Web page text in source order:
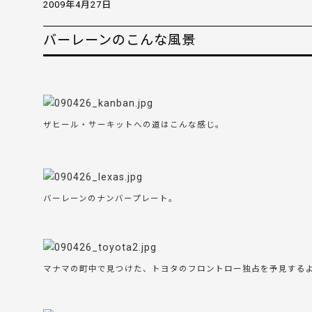
2009年4月27日
バーレーンのこんな風景
ザヒール・サーキットへの道はこんな感じ。
バーレーンのナンバープレート。
マナマの町中で見つけた、トヨタのフロントロー独占を予見する